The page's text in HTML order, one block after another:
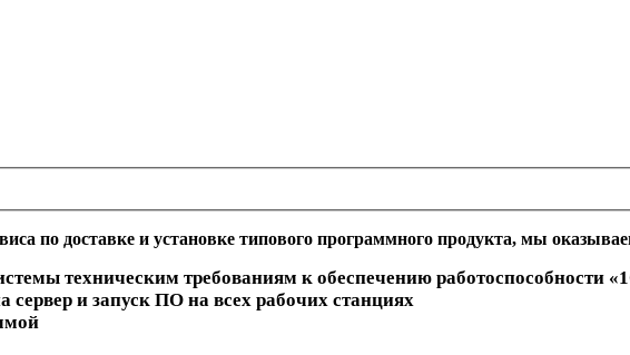
по доставке и установке типового программного продукта, мы
техническим требованиям к обеспечению работоспособности
сервер и запуск ПО на всех рабочих станциях